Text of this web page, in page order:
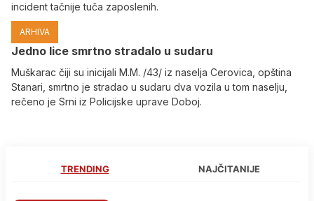
incident tačnije tuča zaposlenih.
ARHIVA
Јedno lice smrtno stradalo u sudaru
Muškarac čiji su inicijali M.M. /43/ iz naselja Cerovica, opština
Stanari, smrtno je stradao u sudaru dva vozila u tom naselju,
rečeno je Srni iz Policijske uprave Doboj.
TRENDING NAJČITANIJE